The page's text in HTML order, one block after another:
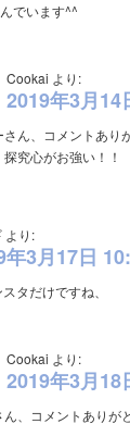
でいます^^
Cookai より:
2019年3月14
さん、コメントあり
究心がお強い！！
より:
年3月17日
タだけですね、
Cookai より:
2019年3月18
、コメントありが